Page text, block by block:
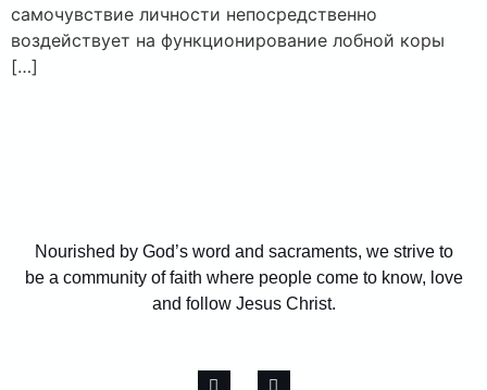
самочувствие личности непосредственно
воздействует на функционирование лобной коры
[…]
Nourished by God’s word and sacraments, we strive to
be a community of faith where people come to know, love
and follow Jesus Christ.